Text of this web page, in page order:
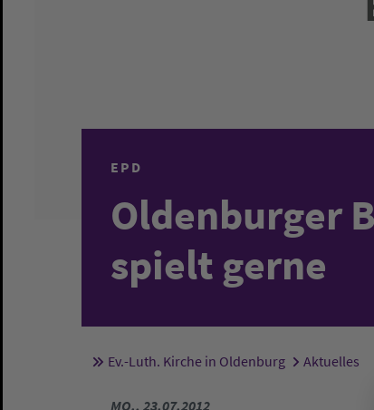
EPD
Oldenburger
spielt gerne
Sie sind hier:
Ev.-Luth. Kirche in Oldenburg Aktuelles
MO., 23.07.2012